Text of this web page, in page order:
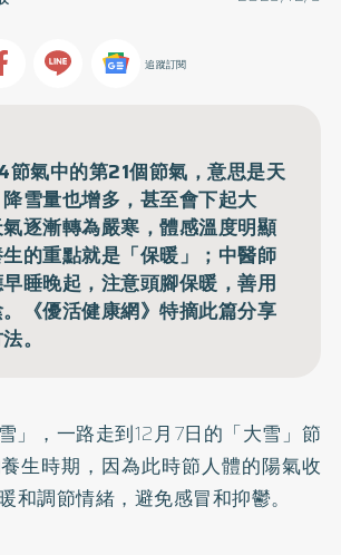
追蹤訂閱
節氣中的第21個節氣，意思是天
雪量也增多，甚至會下起大
逐漸轉為嚴寒，體感溫度明顯
的重點就是「保暖」；中醫師
睡晚起，注意頭腳保暖，善用
《優活健康網》特摘此篇分享
。
」，一路走到12月7日的「大雪」節
生時期，因為此時節人體的陽氣收
和調節情緒，避免感冒和抑鬱。